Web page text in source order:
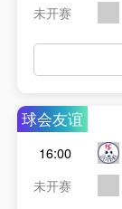
未开赛
球会友谊
16:00
未开赛